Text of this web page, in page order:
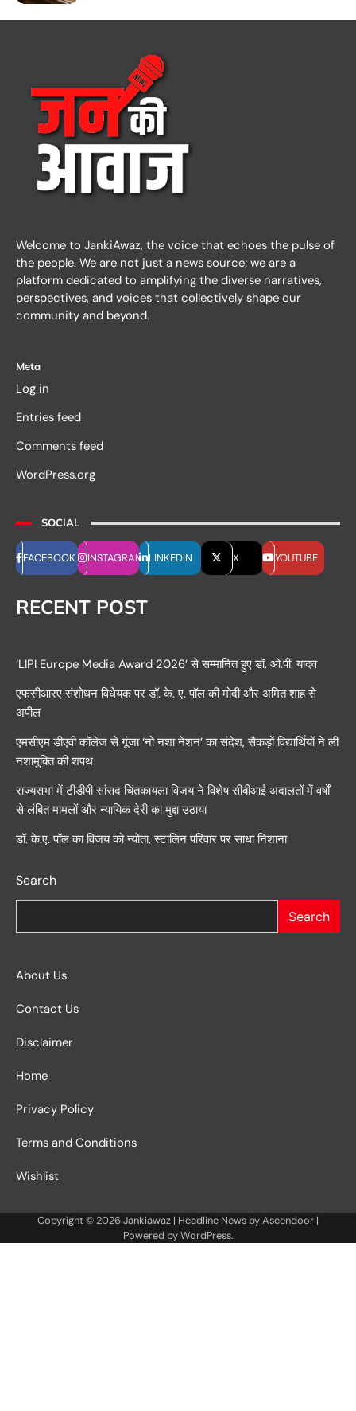
Welcome to JankiAwaz, the voice that echoes the pulse of
the people. We are not just a news source; we are a
platform dedicated to amplifying the diverse narratives,
perspectives, and voices that collectively shape our
community and beyond.
Meta
Log in
Entries feed
Comments feed
WordPress.org
SOCIAL
FACEBOOK INSTAGRAM LINKEDIN X YOUTUBE
RECENT POST
‘LIPI Europe Media Award 2026’ से सम्मानित हुए डॉ. ओ.पी. यादव
एफसीआरए संशोधन विधेयक पर डॉ. के. ए. पॉल की मोदी और अमित शाह से
अपील
एमसीएम डीएवी कॉलेज से गूंजा ‘नो नशा नेशन’ का संदेश, सैकड़ों विद्यार्थियों ने ली
नशामुक्ति की शपथ
राज्यसभा में टीडीपी सांसद चिंतकायला विजय ने विशेष सीबीआई अदालतों में वर्षों
से लंबित मामलों और न्यायिक देरी का मुद्दा उठाया
डॉ. के.ए. पॉल का विजय को न्योता, स्टालिन परिवार पर साधा निशाना
Search
Search
About Us
Contact Us
Disclaimer
Home
Privacy Policy
Terms and Conditions
Wishlist
Copyright © 2026Jankiawaz | Headline News byAscendoor |
Powered byWordPress.